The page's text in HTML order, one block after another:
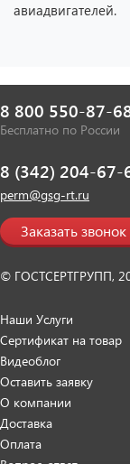
авиадвигателей.
8 800 550-87-
Бесплатно по России
8 (342) 204-67-
perm@gsg-rt.ru
Заказать звонок
© ГОСТСЕРТГРУПП,
Наши Услуги
Сертификат на товар
Видеоблог
Оставить заявку
О компании
Доставка
Оплата